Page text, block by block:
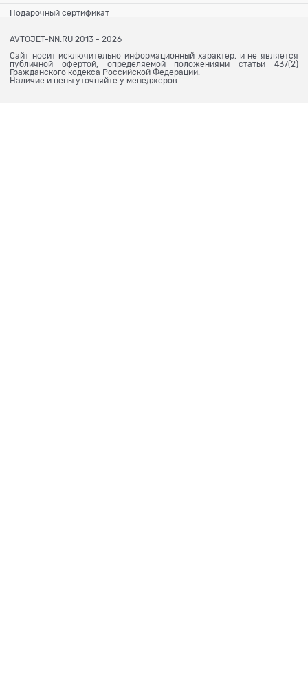
Подарочный сертификат
AVTOJET-NN.RU 2013 - 2026
Сайт носит исключительно информационный характер, и не является
публичной офертой, определяемой положениями статьи 437(2)
Гражданского кодекса Российской Федерации.
Наличие и цены уточняйте у менеджеров